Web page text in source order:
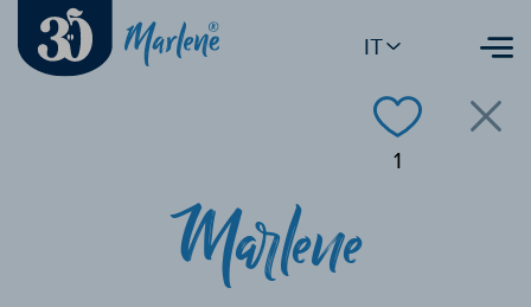
IT
1
Marlene